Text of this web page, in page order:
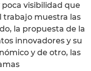
visibilidad que
trabajo muestra las
la propuesta de la
innovadores y su
y de otro, las